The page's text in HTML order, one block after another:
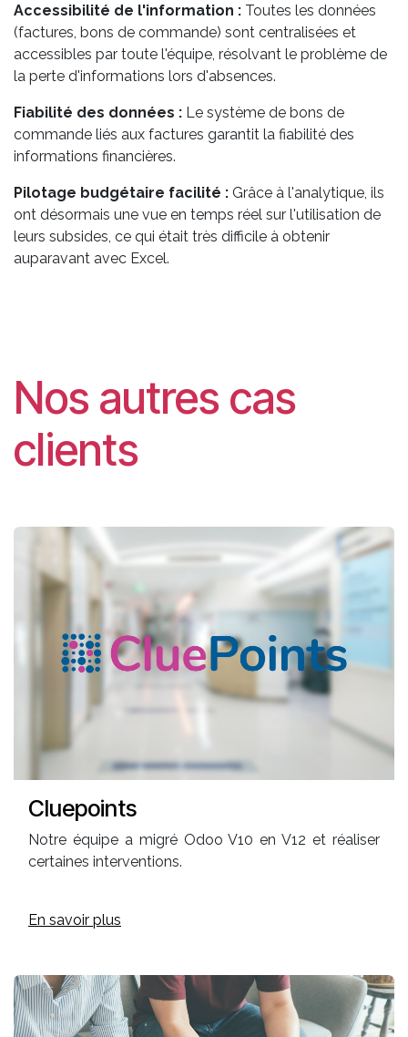
Accessibilité de l'information : Toutes les données
(factures, bons de commande) sont centralisées et
accessibles par toute l'équipe, résolvant le problème de
la perte d'informations lors d'absences.
Fiabilité des données : Le système de bons de
commande liés aux factures garantit la fiabilité des
informations financières.
Pilotage budgétaire facilité : Grâce à l'analytique, ils
ont désormais une vue en temps réel sur l'utilisation de
leurs subsides, ce qui était très difficile à obtenir
auparavant avec Excel.
Nos autres cas
clients
Cluepoints
Notre équipe a migré Odoo V10 en V12 et réaliser
certaines interventions.
En savoir plus